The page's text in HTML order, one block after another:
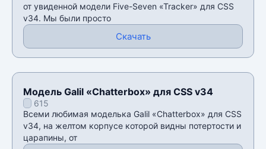
от увиденной модели Five-Seven «Tracker» для CSS
v34. Мы были просто
Скачать
Модель Galil «Chatterbox» для CSS v34
615
Всеми любимая моделька Galil «Chatterbox» для CSS
v34, на желтом корпусе которой видны потертости и
царапины, от